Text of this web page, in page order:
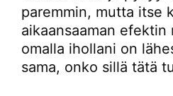
paremmin, mutta itse
aikaansaaman
omalla ihollani on
sama, onko sillä tätä